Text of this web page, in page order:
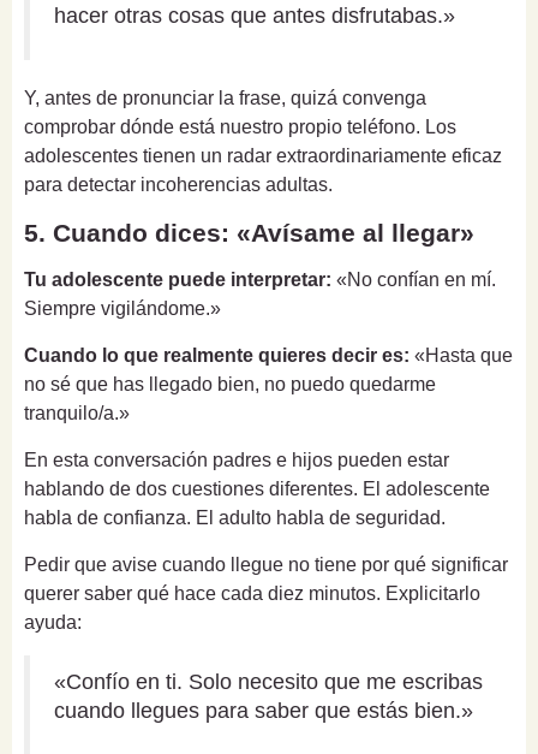
hacer otras cosas que antes disfrutabas.»
Y, antes de pronunciar la frase, quizá convenga
comprobar dónde está nuestro propio teléfono. Los
adolescentes tienen un radar extraordinariamente eficaz
para detectar incoherencias adultas.
5. Cuando dices: «Avísame al llegar»
Tu adolescente puede interpretar: «No confían en mí.
Siempre vigilándome.»
Cuando lo que realmente quieres decir es: «Hasta que
no sé que has llegado bien, no puedo quedarme
tranquilo/a.»
En esta conversación padres e hijos pueden estar
hablando de dos cuestiones diferentes. El adolescente
habla de confianza. El adulto habla de seguridad.
Pedir que avise cuando llegue no tiene por qué significar
querer saber qué hace cada diez minutos. Explicitarlo
ayuda:
«Confío en ti. Solo necesito que me escribas
cuando llegues para saber que estás bien.»